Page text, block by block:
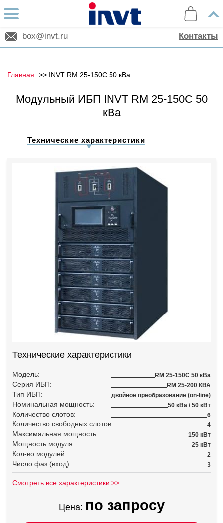
box@invt.ru Контакты
Главная INVT RM 25-150C 50 кВа
Модульный ИБП INVT RM 25-150C 50
кВа
Технические характеристики
Технические характеристики
Модель: RM 25-150C 50 кВа
Серия ИБП: RM 25-200 КВА
Тип ИБП: двойное преобразование (on-line)
Номинальная мощность: 50 кВа / 50 кВт
Количество слотов: 6
Количество свободных слотов: 4
Максимальная мощность: 150 кВт
Мощность модуля: 25 кВт
Кол-во модулей: 2
Число фаз (вход): 3
Смотреть все характеристики >>
Цена: по запросу